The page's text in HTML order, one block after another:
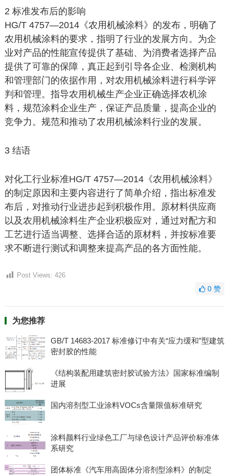
2 标准发布后的影响
HG/T 4757—2014《农用机械涂料》的发布，明确了
农用机械涂料的要求，指明了行业的发展方向。为企
业对产品的性能宣传提供了基础、为消费者选择产品
提供了可靠的保障，真正起到引导各企业、检测机构
和管理部门的依据作用，对农用机械涂料进行科学评
判和管理。指导农用机械生产企业正确选择农机涂
料，规范涂料企业生产，保证产品质量，提高企业的
竞争力。规范和推动了农用机械涂料行业的发展。
3 结语
对化工行业标准HG/T 4757—2014《农用机械涂料》
的制定原因和主要内容进行了简单介绍，指出标准发
布后，对推动行业进步起到积极作用。原材料供应商
以及农用机械涂料生产企业积极应对，通过对配方和
工艺进行适当调整、选择合适的原材料，并按标准要
求不断进行测试和调整来提高产品的各方面性能。
Post Views: 426
0赞
为您推荐
GB/T 14683-2017 标准修订中有关“应力缓和”型建筑
密封胶的性能
《结构装配用建筑密封胶试验方法》国家标准编制
进展
国内溶剂型工业涂料VOCs含量限值标准研究
涂料颜料行业绿色工厂与绿色设计产品评价标准体
系研究
团体标准《汽车用高固体分溶剂型涂料》的制定